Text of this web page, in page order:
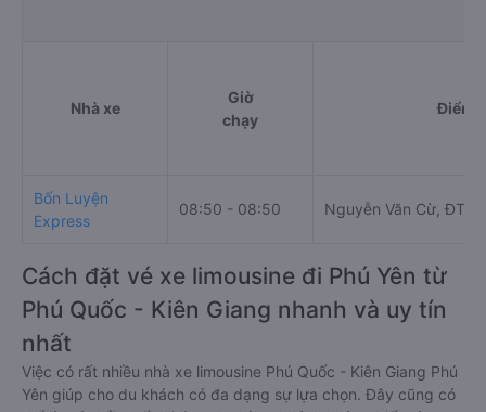
Nhà xe
Giờ
chạy
Điểm
Bốn Luyện
Express
08:50 - 08:50 Nguyễn Văn Cừ, ĐT46
Cách đặt vé xe limousine đi Phú Yên từ
Phú Quốc - Kiên Giang nhanh và uy tín
nhất
Việc có rất nhiều nhà xe limousine Phú Quốc - Kiên Giang Phú
Yên giúp cho du khách có đa dạng sự lựa chọn. Đây cũng có